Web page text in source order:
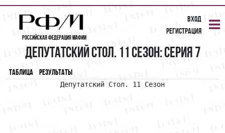
Российская Федерация Мафии
Вход
Регистрация
Депутатский Стол. 11 Сезон: Серия 7
Таблица
Результаты
Депутатский Стол. 11 Сезон